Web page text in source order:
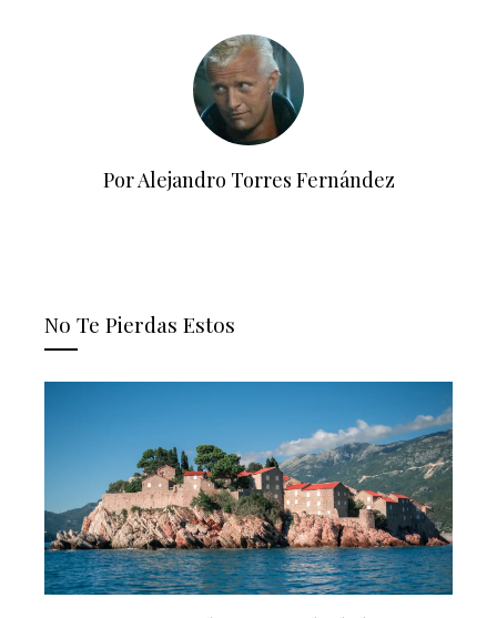
Por Alejandro Torres Fernández
No Te Pierdas Estos